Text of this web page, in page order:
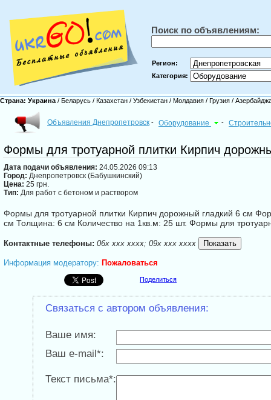
Поиск по объявлениям:
Регион:
Категория:
Страна: Украина / Беларусь / Казахстан / Узбекистан / Молдавия / Грузия /
Объявления Днепропетровск - Оборудование -
Формы для тротуарной плитки Кирпич
Дата подачи объявления: 24.05.2026 09:13
Город: Днепропетровск (Бабушкинский)
Цена: 25 грн.
Тип: Для работ с бетоном и раствором
Формы для тротуарной плитки Кирпич дорожный гладкий 6 см
см Толщина: 6 см Количество на 1кв.м: 25 шт. Формы для
Контактные телефоны: 06x xxx xxxx; 09x xxx xxxx
Информация модератору: Пожаловаться
Поделиться
Связаться с автором объявления:
Ваше имя:
Ваш e-mail*:
Текст письма*: